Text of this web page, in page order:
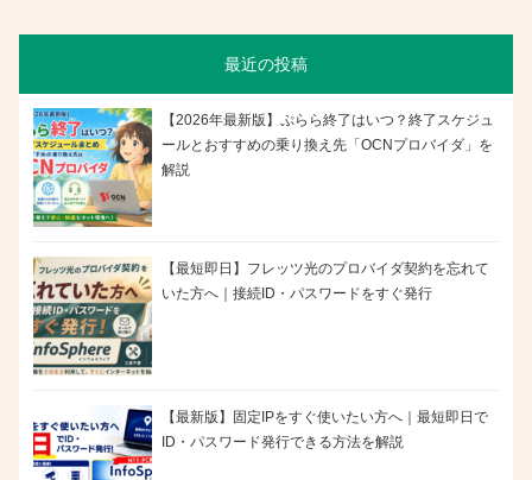
最近の投稿
【2026年最新版】ぷらら終了はいつ？終了スケジュ
ールとおすすめの乗り換え先「OCNプロバイダ」を
解説
【最短即日】フレッツ光のプロバイダ契約を忘れて
いた方へ｜接続ID・パスワードをすぐ発行
【最新版】固定IPをすぐ使いたい方へ｜最短即日で
ID・パスワード発行できる方法を解説